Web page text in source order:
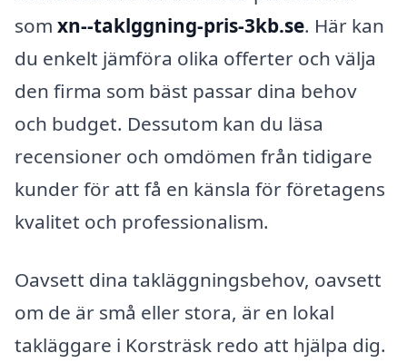
som xn--taklggning-pris-3kb.se. Här kan
du enkelt jämföra olika offerter och välja
den firma som bäst passar dina behov
och budget. Dessutom kan du läsa
recensioner och omdömen från tidigare
kunder för att få en känsla för företagens
kvalitet och professionalism.
Oavsett dina takläggningsbehov, oavsett
om de är små eller stora, är en lokal
takläggare i Korsträsk redo att hjälpa dig.